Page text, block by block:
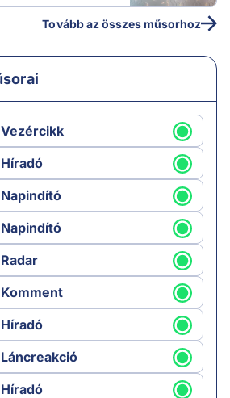
Tovább az összes műsorhoz
Vezércikk
Híradó
Napindító
Napindító
Radar
Komment
Híradó
Láncreakció
Híradó